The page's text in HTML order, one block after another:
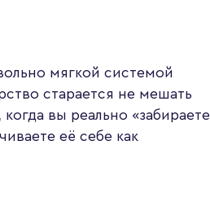
мягкой системой
старается не мешать
вы реально «забираете
её себе как